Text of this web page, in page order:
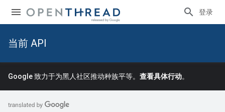
登录
当前 API
Google 致力于为黑人社区推动种族平等。 查看具体行动。